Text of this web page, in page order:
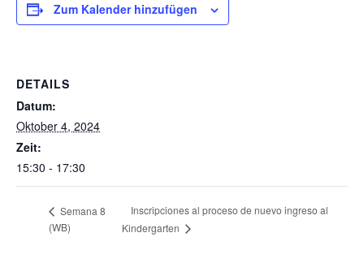
Zum Kalender hinzufügen
DETAILS
Datum:
Oktober 4, 2024
Zeit:
15:30 - 17:30
Semana 8
(WB)
Inscripciones al proceso de nuevo ingreso al
Kindergarten